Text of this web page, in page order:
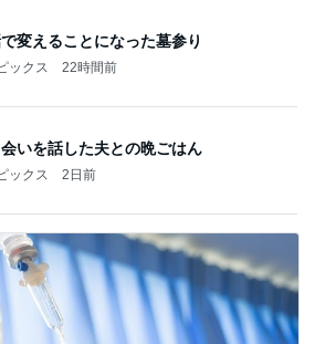
いを話した夫との晩ごはん
ックス 2日前